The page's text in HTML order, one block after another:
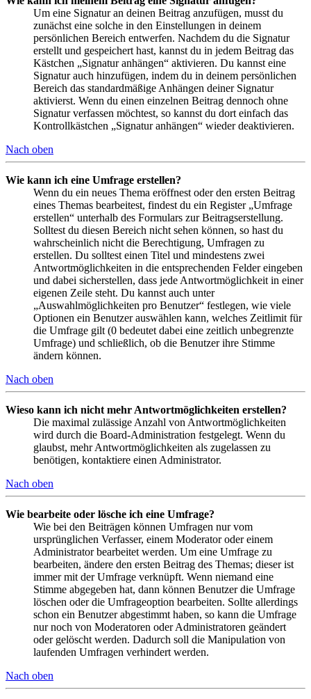
Um eine Signatur an deinen Beitrag anzufügen, musst du
zunächst eine solche in den Einstellungen in deinem
persönlichen Bereich entwerfen. Nachdem du die Signatur
erstellt und gespeichert hast, kannst du in jedem Beitrag das
Kästchen „Signatur anhängen“ aktivieren. Du kannst eine
Signatur auch hinzufügen, indem du in deinem persönlichen
Bereich das standardmäßige Anhängen deiner Signatur
aktivierst. Wenn du einen einzelnen Beitrag dennoch ohne
Signatur verfassen möchtest, so kannst du dort einfach das
Kontrollkästchen „Signatur anhängen“ wieder deaktivieren.
Nach oben
Wie kann ich eine Umfrage erstellen?
Wenn du ein neues Thema eröffnest oder den ersten Beitrag
eines Themas bearbeitest, findest du ein Register „Umfrage
erstellen“ unterhalb des Formulars zur Beitragserstellung.
Solltest du diesen Bereich nicht sehen können, so hast du
wahrscheinlich nicht die Berechtigung, Umfragen zu
erstellen. Du solltest einen Titel und mindestens zwei
Antwortmöglichkeiten in die entsprechenden Felder eingeben
und dabei sicherstellen, dass jede Antwortmöglichkeit in einer
eigenen Zeile steht. Du kannst auch unter
„Auswahlmöglichkeiten pro Benutzer“ festlegen, wie viele
Optionen ein Benutzer auswählen kann, welches Zeitlimit für
die Umfrage gilt (0 bedeutet dabei eine zeitlich unbegrenzte
Umfrage) und schließlich, ob die Benutzer ihre Stimme
ändern können.
Nach oben
Wieso kann ich nicht mehr Antwortmöglichkeiten erstellen?
Die maximal zulässige Anzahl von Antwortmöglichkeiten
wird durch die Board-Administration festgelegt. Wenn du
glaubst, mehr Antwortmöglichkeiten als zugelassen zu
benötigen, kontaktiere einen Administrator.
Nach oben
Wie bearbeite oder lösche ich eine Umfrage?
Wie bei den Beiträgen können Umfragen nur vom
ursprünglichen Verfasser, einem Moderator oder einem
Administrator bearbeitet werden. Um eine Umfrage zu
bearbeiten, ändere den ersten Beitrag des Themas; dieser ist
immer mit der Umfrage verknüpft. Wenn niemand eine
Stimme abgegeben hat, dann können Benutzer die Umfrage
löschen oder die Umfrageoption bearbeiten. Sollte allerdings
schon ein Benutzer abgestimmt haben, so kann die Umfrage
nur noch von Moderatoren oder Administratoren geändert
oder gelöscht werden. Dadurch soll die Manipulation von
laufenden Umfragen verhindert werden.
Nach oben